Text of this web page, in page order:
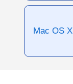
Mac OS X